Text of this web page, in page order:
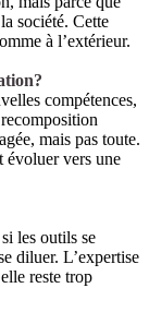
société. Cette
à l’extérieur.
compétences,
mais pas toute.
évoluer vers une
les outils se
diluer. L’expertise
reste trop